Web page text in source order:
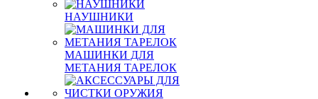
НАУШНИКИ
МАШИНКИ ДЛЯ
МЕТАНИЯ ТАРЕЛОК